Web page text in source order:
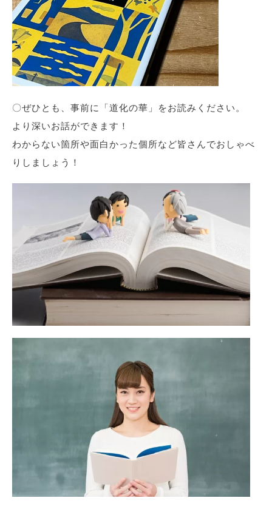
〇ぜひとも、事前に「道化の華」をお読みください。
より深いお話ができます！
わからない箇所や面白かった個所など皆さんでおしゃべ
りしましょう！